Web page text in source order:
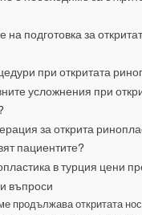
на подготовка за
при откритата
усложнения при
за открита
пациентите?
в турция цени
въпроси
продължава откритата